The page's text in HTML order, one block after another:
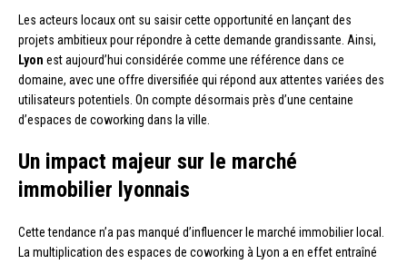
Les acteurs locaux ont su saisir cette opportunité en lançant des
projets ambitieux pour répondre à cette demande grandissante. Ainsi,
Lyon est aujourd’hui considérée comme une référence dans ce
domaine, avec une offre diversifiée qui répond aux attentes variées des
utilisateurs potentiels. On compte désormais près d’une centaine
d’espaces de coworking dans la ville.
Un impact majeur sur le marché
immobilier lyonnais
Cette tendance n’a pas manqué d’influencer le marché immobilier local.
La multiplication des espaces de coworking à Lyon a en effet entraîné